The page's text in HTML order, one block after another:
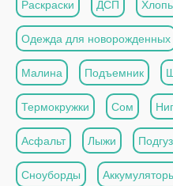
Раскраски ДСП
Одежда для новорожденных
Малина Подъемник
Термокружки Сом
Асфальт Лыжи
Сноуборды